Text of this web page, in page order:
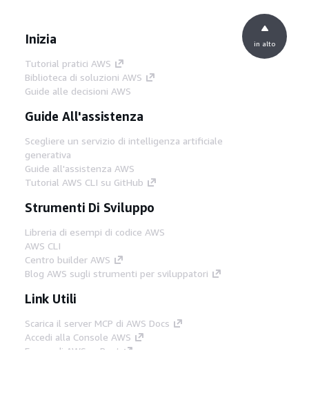
Inizia
Tutorial pratici AWS
Biblioteca di soluzioni AWS
Guide alle decisioni AWS
Guide All'assistenza
Scegliere un servizio di intelligenza artificiale
generativa
Guide all'assistenza AWS
Tutorial AWS CLI su GitHub
Strumenti Di Sviluppo
Libreria di esempi di codice AWS
AWS CLI
Centro builder AWS
Blog AWS sugli strumenti per sviluppatori
Link Utili
Scarica il server MCP di AWS Docs
Accedi alla Console AWS
Forum di AWS re:Post
in alto